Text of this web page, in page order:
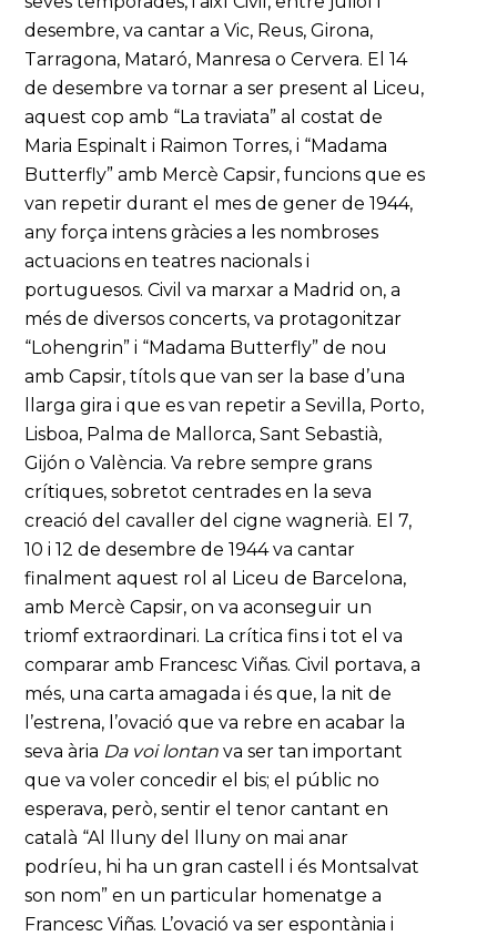
desembre, va cantar a Vic, Reus, Girona,
Tarragona, Mataró, Manresa o Cervera. El 14
de desembre va tornar a ser present al Liceu,
aquest cop amb “La traviata” al costat de
Maria Espinalt i Raimon Torres, i “Madama
Butterfly” amb Mercè Capsir, funcions que es
van repetir durant el mes de gener de 1944,
any força intens gràcies a les nombroses
actuacions en teatres nacionals i
portuguesos. Civil va marxar a Madrid on, a
més de diversos concerts, va protagonitzar
“Lohengrin” i “Madama Butterfly” de nou
amb Capsir, títols que van ser la base d’una
llarga gira i que es van repetir a Sevilla, Porto,
Lisboa, Palma de Mallorca, Sant Sebastià,
Gijón o València. Va rebre sempre grans
crítiques, sobretot centrades en la seva
creació del cavaller del cigne wagnerià. El 7,
10 i 12 de desembre de 1944 va cantar
finalment aquest rol al Liceu de Barcelona,
amb Mercè Capsir, on va aconseguir un
triomf extraordinari. La crítica fins i tot el va
comparar amb Francesc Viñas. Civil portava, a
més, una carta amagada i és que, la nit de
l’estrena, l’ovació que va rebre en acabar la
seva ària Da voi lontan va ser tan important
que va voler concedir el bis; el públic no
esperava, però, sentir el tenor cantant en
català “Al lluny del lluny on mai anar
podríeu, hi ha un gran castell i és Montsalvat
son nom” en un particular homenatge a
Francesc Viñas. L’ovació va ser espontània i